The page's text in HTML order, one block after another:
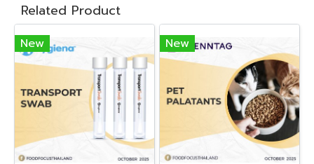
Related Product
New New